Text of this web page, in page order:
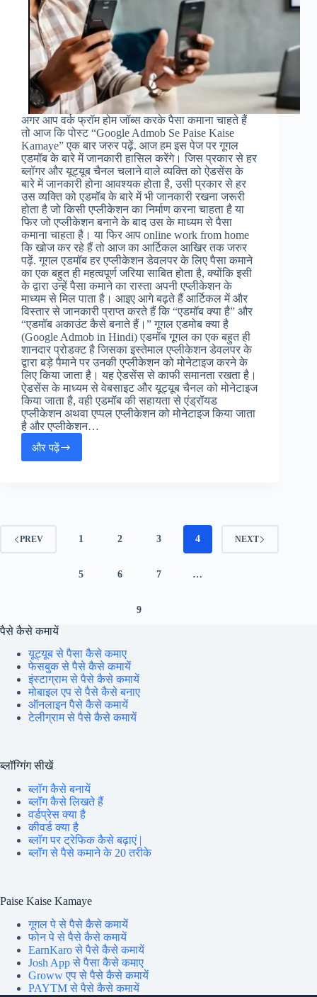
अगर आप वर्क फ्रॉम होम जॉब्स करके पैसा कमाना चाहते हैं
तो आज कि पोस्ट “Google Admob Se Paise Kaise
Kamaye” एक बार जरुर पढ़ें. आज हम इस पेज पर गूगल
एडमॉब के बारे में जानकारी हासिल करेंगे। जिस प्रकार से हर
ब्लॉगर और यूट्यूब चैनल चलाने वाले व्यक्ति को ऐडसेंस के
बारे में जानकारी होना आवश्यक होता है, उसी प्रकार से हर
उस व्यक्ति को एडमॉब के बारे में भी जानकारी रखना जरूरी
होता है जो किसी एप्लीकेशन का निर्माण करना चाहता है या
फिर जो एप्लीकेशन बनाने के बाद उस के माध्यम से पैसा
कमाना चाहता है। या फिर आप online work from home
कि खोज कर रहे हैं तो आज का आर्टिकल आखिर तक जरुर
पढ़ें. गूगल एडमॉब हर एप्लीकेशन डेवलपर के लिए पैसा कमाने
का एक बहुत ही महत्वपूर्ण जरिया साबित होता है, क्योंकि इसी
के द्वारा उन्हें पैसा कमाने का रास्ता अपनी एप्लीकेशन के
माध्यम से मिल पाता है। आइए आगे बढ़ते हैं आर्टिकल में और
विस्तार से जानकारी प्राप्त करते हैं कि “एडमॉब क्या है” और
“एडमॉब अकाउंट कैसे बनाते हैं।” गूगल एडमोब क्या है
(Google Admob in Hindi) एडमॉब गूगल का एक बहुत ही
शानदार प्रोडक्ट है जिसका इस्तेमाल एप्लीकेशन डेवलपर के
द्वारा बड़े पैमाने पर उनकी एप्लीकेशन को मोनेटाइज करने के
लिए किया जाता है। यह ऐडसेंस से काफी समानता रखता है।
ऐडसेंस के माध्यम से वेबसाइट और यूट्यूब चैनल को मोनेटाइज
किया जाता है, वही एडमॉब की सहायता से एंड्रॉयड
एप्लीकेशन अथवा एप्पल एप्लीकेशन को मोनेटाइज किया जाता
है और एप्लीकेशन…
और पढ़ेंGoogle
PREV 1 2 3 4
5 6 7 …
9
NEXT
पैसे कैसे कमायें
यूट्यूब से पैसा कैसे कमाए
फेसबुक से पैसे कैसे कमायें
इंस्टाग्राम से पैसे कैसे कमायें
मोबाइल एप से पैसे कैसे बनाए
ऑनलाइन पैसे कैसे कमायें
टेलीग्राम से पैसे कैसे कमायें
ब्लॉग्गिंग सीखें
ब्लॉग कैसे बनायें
ब्लॉग कैसे लिखते हैं
वर्डप्रेस क्या है
कीवर्ड क्या है
ब्लॉग पर ट्रेफिक कैसे बढ़ाएं |
ब्लॉग से पैसे कमाने के 20 तरीके
Paise Kaise Kamaye
गूगल पे से पैसे कैसे कमायें
फोन पे से पैसे कैसे कमायें
EarnKaro से पैसे कैसे कमायें
Josh App से पैसा कैसे कमाए
Groww एप से पैसे कैसे कमायें
PAYTM से पैसे कैसे कमायें